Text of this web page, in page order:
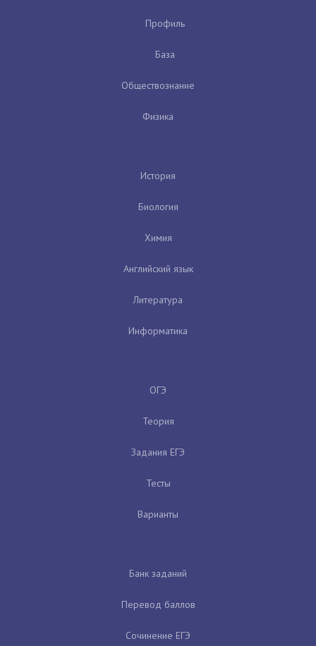
Профиль
База
Обществознание
Физика
История
Биология
Химия
Английский язык
Литература
Информатика
ОГЭ
Теория
Задания ЕГЭ
Тесты
Варианты
Банк заданий
Перевод баллов
Сочинение ЕГЭ